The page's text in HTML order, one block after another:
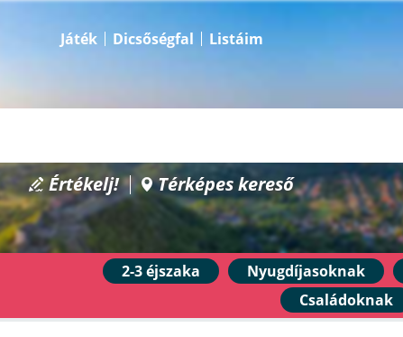
Játék Dicsőségfal Listáim
Értékelj! Térképes kereső
2-3 éjszaka Nyugdíjasoknak
Családoknak